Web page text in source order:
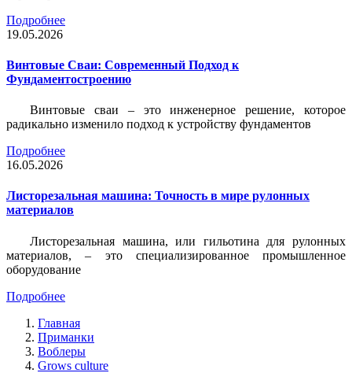
Подробнее
19.05.2026
Винтовые Сваи: Современный Подход к
Фундаментостроению
Винтовые сваи – это инженерное решение, которое
радикально изменило подход к устройству фундаментов
Подробнее
16.05.2026
Листорезальная машина: Точность в мире рулонных
материалов
Листорезальная машина, или гильотина для рулонных
материалов, – это специализированное промышленное
оборудование
Подробнее
Главная
Приманки
Воблеры
Grows culture